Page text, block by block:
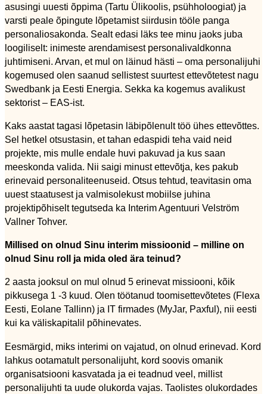
asusingi uuesti õppima (Tartu Ülikoolis, psühholoogiat) ja
varsti peale õpingute lõpetamist siirdusin tööle panga
personaliosakonda. Sealt edasi läks tee minu jaoks juba
loogiliselt: inimeste arendamisest personalivaldkonna
juhtimiseni. Arvan, et mul on läinud hästi – oma personalijuhi
kogemused olen saanud sellistest suurtest ettevõtetest nagu
Swedbank ja Eesti Energia. Sekka ka kogemus avalikust
sektorist – EAS-ist.
Kaks aastat tagasi lõpetasin läbipõlenult töö ühes ettevõttes.
Sel hetkel otsustasin, et tahan edaspidi teha vaid neid
projekte, mis mulle endale huvi pakuvad ja kus saan
meeskonda valida. Nii saigi minust ettevõtja, kes pakub
erinevaid personaliteenuseid. Otsus tehtud, teavitasin oma
uuest staatusest ja valmisolekust mobiilse juhina
projektipõhiselt tegutseda ka Interim Agentuuri Velström
Vallner Tohver.
Millised on olnud Sinu interim missioonid – milline on
olnud Sinu roll ja mida oled ära teinud?
2 aasta jooksul on mul olnud 5 erinevat missiooni, kõik
pikkusega 1 -3 kuud. Olen töötanud toomisettevõtetes (Flexa
Eesti, Eolane Tallinn) ja IT firmades (MyJar, Paxful), nii eesti
kui ka väliskapitalil põhinevates.
Eesmärgid, miks interimi on vajatud, on olnud erinevad. Kord
lahkus ootamatult personalijuht, kord soovis omanik
organisatsiooni kasvatada ja ei teadnud veel, millist
personalijuhti ta uude olukorda vajas. Taolistes olukordades